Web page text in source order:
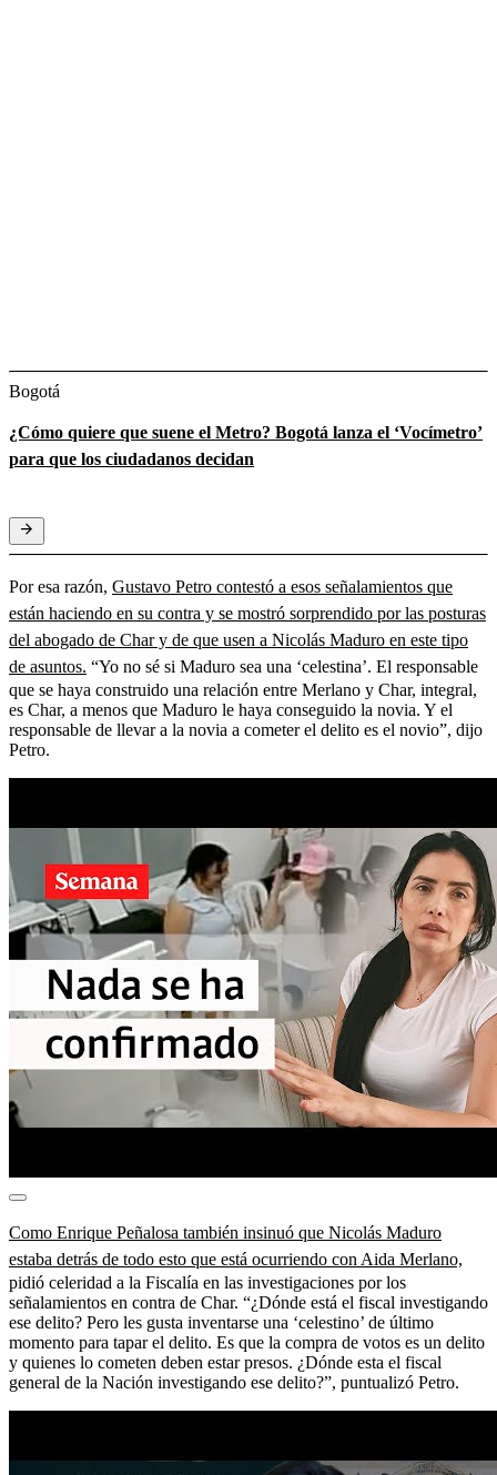
Bogotá
¿Cómo quiere que suene el Metro? Bogotá lanza el ‘Vocímetro’
para que los ciudadanos decidan
Por esa razón, Gustavo Petro contestó a esos señalamientos que
están haciendo en su contra y se mostró sorprendido por las posturas
del abogado de Char y de que usen a Nicolás Maduro en este tipo
de asuntos. “Yo no sé si Maduro sea una ‘celestina’. El responsable
que se haya construido una relación entre Merlano y Char, integral,
es Char, a menos que Maduro le haya conseguido la novia. Y el
responsable de llevar a la novia a cometer el delito es el novio”, dijo
Petro.
Como Enrique Peñalosa también insinuó que Nicolás Maduro
estaba detrás de todo esto que está ocurriendo con Aida Merlano,
pidió celeridad a la Fiscalía en las investigaciones por los
señalamientos en contra de Char. “¿Dónde está el fiscal investigando
ese delito? Pero les gusta inventarse una ‘celestino’ de último
momento para tapar el delito. Es que la compra de votos es un delito
y quienes lo cometen deben estar presos. ¿Dónde esta el fiscal
general de la Nación investigando ese delito?”, puntualizó Petro.